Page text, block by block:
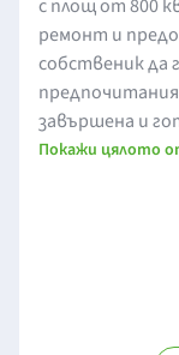
с площ от 800
ремонт и
собственик да
завършена и
Покажи цялото